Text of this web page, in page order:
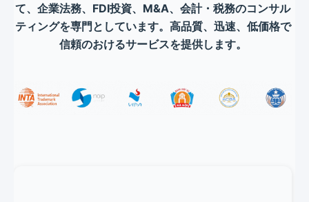
て、企業法務、FDI投資、M&A、会計・税務のコンサル
ティングを専門としています。高品質、迅速、低価格で
信頼のおけるサービスを提供します。